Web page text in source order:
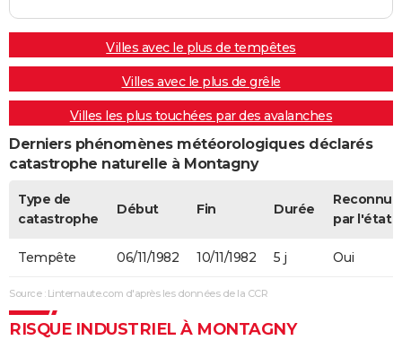
Villes avec le plus de tempêtes
Villes avec le plus de grêle
Villes les plus touchées par des avalanches
Derniers phénomènes météorologiques déclarés
catastrophe naturelle à Montagny
Type de
catastrophe
Début Fin Durée
Reconnue
par l'état
Tempête 06/11/1982 10/11/1982 5 j Oui
Source : Linternaute.com d'après les données de la CCR
RISQUE INDUSTRIEL À MONTAGNY